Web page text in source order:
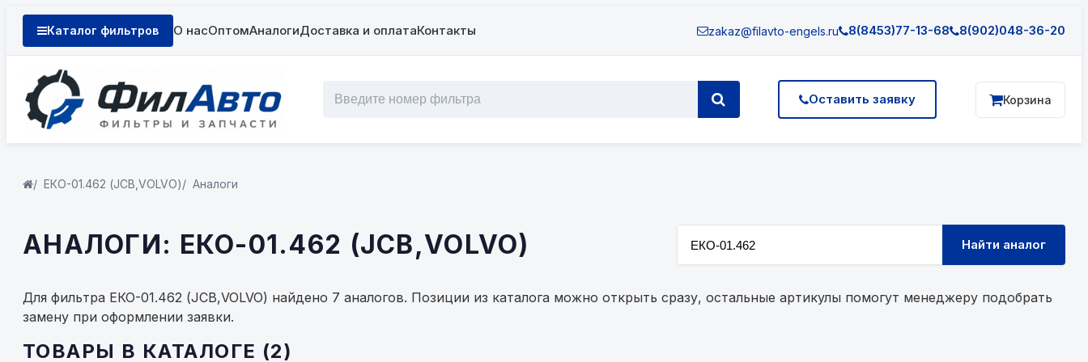
Каталог фильтров О насОптомАналогиДоставка и оплатаКонтакты zakaz@filavto-engels.ru 8(8453)77-13-68 8(902)048-36-20
Оставить заявку Корзина
ЕКО-01.462 (JCB,VOLVO) Аналоги
АНАЛОГИ: ЕКО-01.462 (JCB,VOLVO) Найти аналог
Для фильтра ЕКО-01.462 (JCB,VOLVO) найдено 7 аналогов. Позиции из каталога можно открыть сразу, остальные артикулы помогут менеджеру подобрать
замену при оформлении заявки.
ТОВАРЫ В КАТАЛОГЕ (2)